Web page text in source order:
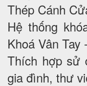
Thép Cánh
Hệ thống
Khoá Vân Tay
Thích hợp sử
gia đình, thư